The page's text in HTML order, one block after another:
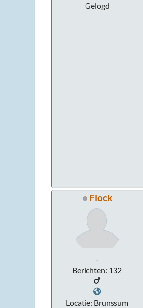
Gelogd
Flock
-
Berichten: 132
Locatie: Brunssum